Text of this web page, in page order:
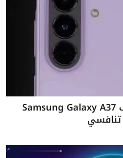
استكشف مميزات هاتف Samsung Galaxy A37
تنافسي